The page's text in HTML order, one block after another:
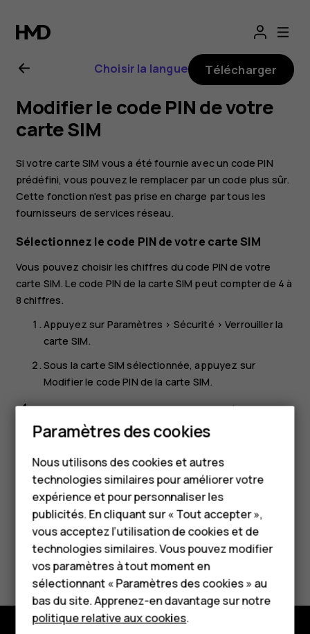
Guide
de
l'utilisateur
Nokia
C3
Smartphones
Téléphones classiques
HMD Terra M
Pour les entreprises
Tablettes
Boutique
Mon compte
Choisir la langue Télécharger
Modifier le code PIN de votre
carte SIM
Si votre carte SIM vous a été fournie avec un code PIN
prédéfini, vous pouvez le remplacer par un code plus sûr.
Cette fonction n'est pas prise en charge par tous les
fournisseurs de services réseau.
Sélectionnez le code PIN de votre carte SIM
Vous pouvez choisir les chiffres du code PIN de votre
carte SIM. Le code PIN de la carte SIM peut compter de 4 à
8 chiffres.
Appuyez sur Paramètres > Sécurité >Verrouiller la
carte SIM.
Sous la carte SIM sélectionnée, appuyez sur
Modifier le code PIN de la carte SIM.
Astuce :si vous ne souhaitez pas protéger votre
carte SIM avec un code PIN, basculez
actuel.
Avez-vous trouvé cela utile?
Oui Non
Paramètres des cookies
Nous utilisons des cookies et autres
technologies similaires pour améliorer votre
expérience et pour personnaliser les
publicités. En cliquant sur « Tout accepter »,
vous acceptez l’utilisation de cookies et de
technologies similaires. Vous pouvez modifier
vos paramètres à tout moment en
sélectionnant « Paramètres des cookies » au
bas du site. Apprenez-en davantage sur notre
politique relative aux cookies.